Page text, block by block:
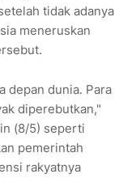
tidak adanya
meneruskan
depan dunia. Para
diperebutkan,"
(8/5) seperti
pemerintah
rakyatnya